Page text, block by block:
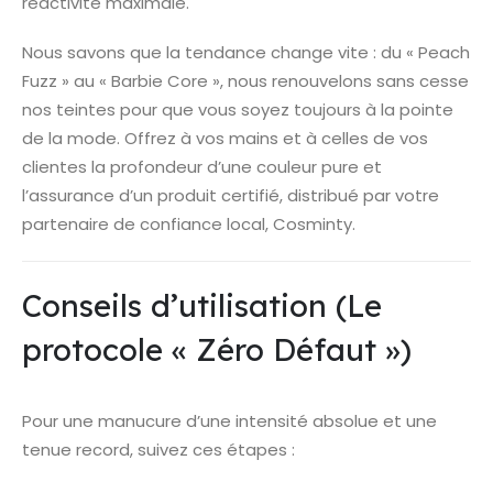
Nous savons que la tendance change vite : du « Peach
Fuzz » au « Barbie Core », nous renouvelons sans cesse
nos teintes pour que vous soyez toujours à la pointe
de la mode. Offrez à vos mains et à celles de vos
clientes la profondeur d’une couleur pure et
l’assurance d’un produit certifié, distribué par votre
partenaire de confiance local, Cosminty.
Conseils d’utilisation (Le
protocole « Zéro Défaut »)
Pour une manucure d’une intensité absolue et une
tenue record, suivez ces étapes :